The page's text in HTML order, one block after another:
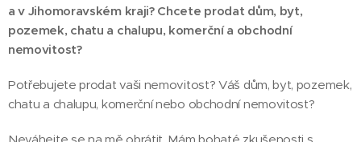
a v Jihomoravském kraji? Chcete prodat dům, byt,
pozemek, chatu a chalupu, komerční a obchodní
nemovitost?
Potřebujete prodat vaši nemovitost? Váš dům, byt, pozemek,
chatu a chalupu, komerční nebo obchodní nemovitost?